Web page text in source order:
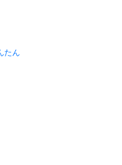
たん